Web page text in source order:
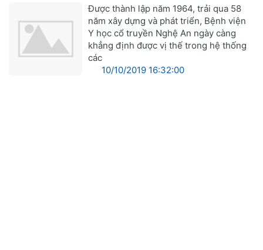
Được thành lập năm 1964, trải qua 58
năm xây dựng và phát triển, Bệnh viện
Y học cổ truyền Nghệ An ngày càng
khẳng định được vị thế trong hệ thống
các
10/10/2019 16:32:00